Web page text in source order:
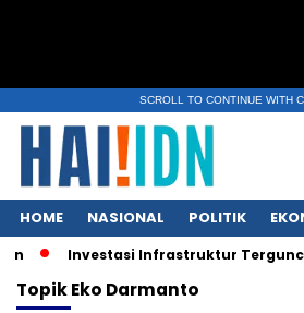
SCROLL TO CONTINUE WITH
HOME NASIONAL POLITIK
Investasi Infrastruktur
TopikEko Darmanto